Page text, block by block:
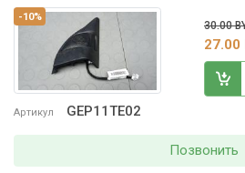
-10%
Артикул GEP11TE02
30.00
27.00
Позвонить